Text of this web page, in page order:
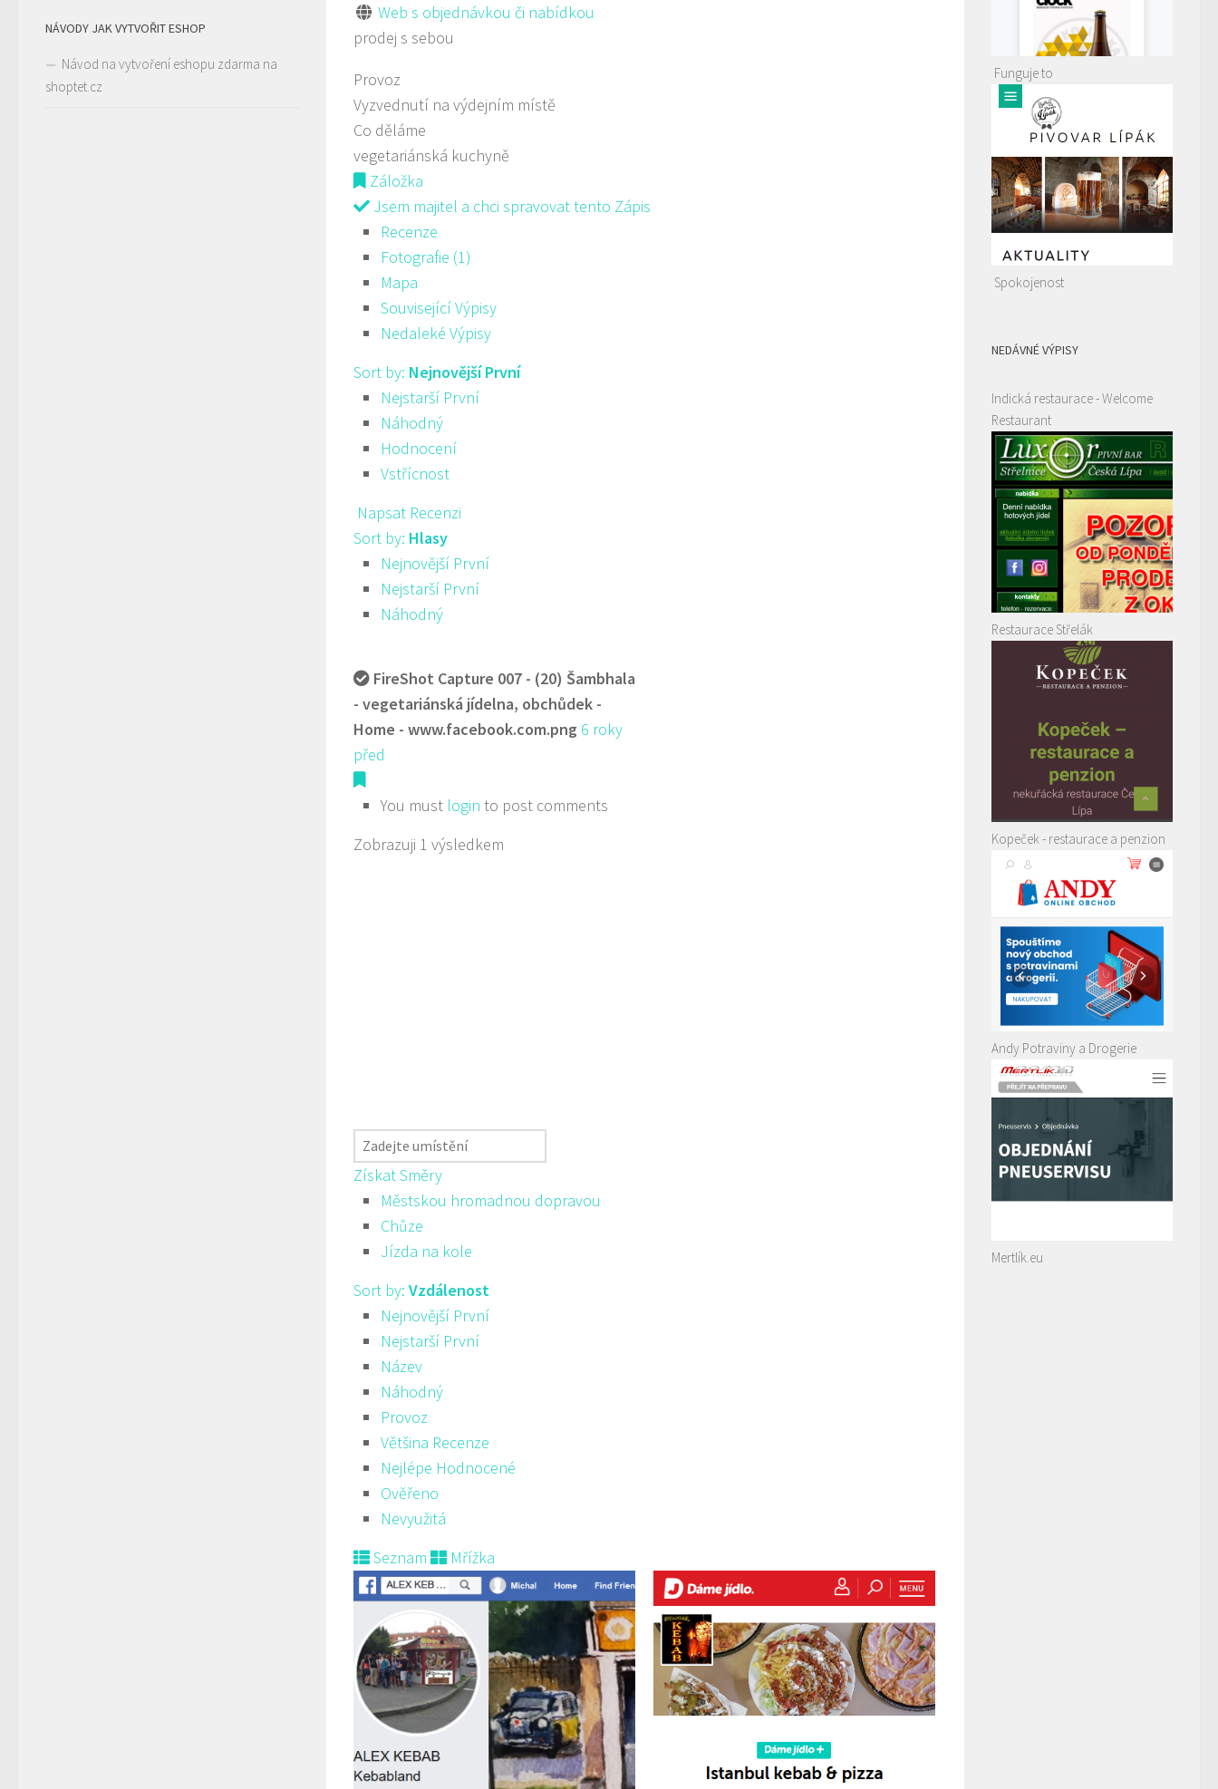
Web s objednávkou či nabídkou
prodej s sebou
Provoz
Vyzvednutí na výdejním místě
Co děláme
vegetariánská kuchyně
Záložka
Jsem majitel a chci spravovat tento Zápis
Recenze
Fotografie (1)
Mapa
Související Výpisy
Nedaleké Výpisy
Sort by: Nejnovější První
Nejstarší První
Náhodný
Hodnocení
Vstřícnost
Napsat Recenzi
Sort by: Hlasy
Nejnovější První
Nejstarší První
Náhodný
FireShot Capture 007 - (20) Šambhala
- vegetariánská jídelna, obchůdek -
Home - www.facebook.com.png 6 roky
před
You must login to post comments
Zobrazuji 1 výsledkem
Získat Směry
Městskou hromadnou dopravou
Chůze
Jízda na kole
Sort by: Vzdálenost
Nejnovější První
Nejstarší První
Název
Náhodný
Provoz
Většina Recenze
Nejlépe Hodnocené
Ověřeno
Nevyužitá
Seznam
Mřížka
NÁVODY JAK VYTVOŘIT ESHOP
Návod na vytvoření eshopu zdarma na
shoptet.cz
Funguje to
Spokojenost
NEDÁVNÉ VÝPISY
Indická restaurace - Welcome
Restaurant
Restaurace Střelák
Kopeček - restaurace a penzion
Andy Potraviny a Drogerie
Mertlík.eu